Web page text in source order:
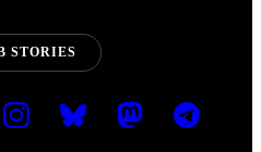
STORIES